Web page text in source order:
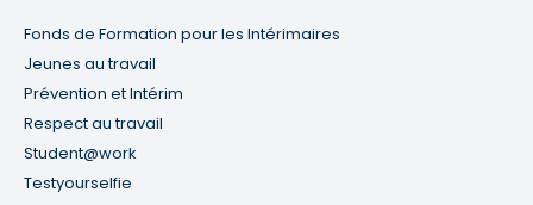
Fonds de Formation pour les Intérimaires
Jeunes au travail
Prévention et Intérim
Respect au travail
Student@work
Testyourselfie